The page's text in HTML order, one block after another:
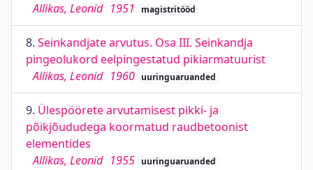
Allikas, Leonid 1951 magistritööd
8. Seinkandjate arvutus. Osa III. Seinkandja
pingeolukord eelpingestatud pikiarmatuurist
Allikas, Leonid 1960 uuringuaruanded
9. Ülespöörete arvutamisest pikki- ja
põikjõududega koormatud raudbetoonist
elementides
Allikas, Leonid 1955 uuringuaruanded